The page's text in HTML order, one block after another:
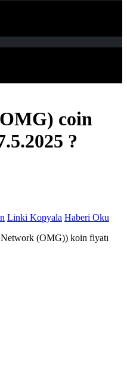
coin
?
Linki Kopyala Haberi Oku
(OMG)) koin fiyatı